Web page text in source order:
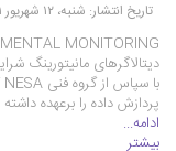
تاریخ انتشار: شنبه، ۱۲ شهریور ۱۴۰۱ ساعت ۱۳:۱۸:۴۲
MONITORING
دیتالاگرهای مانیتورینگ
پردازش داده را برعهده
ادامه...
بیشتر